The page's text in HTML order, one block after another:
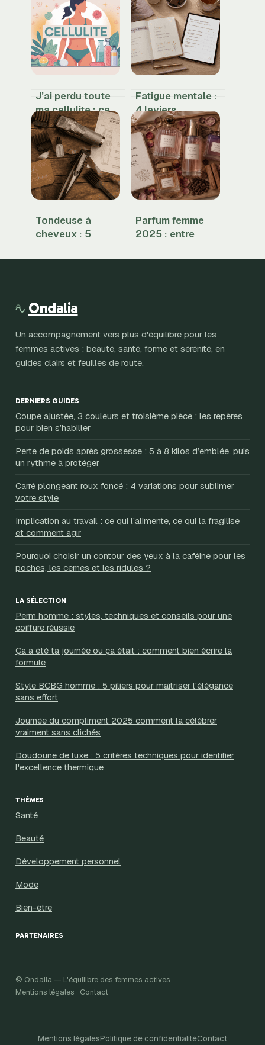
J’ai perdu toute
ma cellulite : ce
qu’il faut vraiment
comprendre
Fatigue mentale :
4 leviers
physiologiques
pour retrouver
votre clarté
d’esprit
Tondeuse à
cheveux : 5
techniques pour
domicile
Parfum femme
2025 : entre
écoresponsabilité,
Ondalia
Un accompagnement vers plus d'équilibre pour les
femmes actives : beauté, santé, forme et sérénité, en
guides clairs et feuilles de route.
DERNIERS GUIDES
Coupe ajustée, 3 couleurs et troisième pièce : les repères
pour bien s’habiller
Perte de poids après grossesse : 5 à 8 kilos d’emblée, puis
un rythme à protéger
Carré plongeant roux foncé : 4 variations pour sublimer
votre style
Implication au travail : ce qui l’alimente, ce qui la fragilise
et comment agir
Pourquoi choisir un contour des yeux à la caféine pour les
poches, les cernes et les ridules ?
LA SÉLECTION
Perm homme : styles, techniques et conseils pour une
coiffure réussie
Ça a été ta journée ou ça était : comment bien écrire la
formule
Style BCBG homme : 5 piliers pour maîtriser l'élégance
sans effort
Journée du compliment 2025 comment la célébrer
vraiment sans clichés
Doudoune de luxe : 5 critères techniques pour identifier
l'excellence thermique
THÈMES
Santé
Beauté
Développement personnel
Mode
Bien-être
PARTENAIRES
© Ondalia — L'équilibre des femmes actives
Mentions légales · Contact
Mentions légalesPolitique de confidentialitéContact